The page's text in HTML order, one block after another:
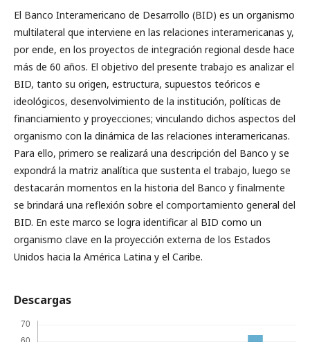
El Banco Interamericano de Desarrollo (BID) es un organismo
multilateral que interviene en las relaciones interamericanas y,
por ende, en los proyectos de integración regional desde hace
más de 60 años. El objetivo del presente trabajo es analizar el
BID, tanto su origen, estructura, supuestos teóricos e
ideológicos, desenvolvimiento de la institución, políticas de
financiamiento y proyecciones; vinculando dichos aspectos del
organismo con la dinámica de las relaciones interamericanas.
Para ello, primero se realizará una descripción del Banco y se
expondrá la matriz analítica que sustenta el trabajo, luego se
destacarán momentos en la historia del Banco y finalmente
se brindará una reflexión sobre el comportamiento general del
BID. En este marco se logra identificar al BID como un
organismo clave en la proyección externa de los Estados
Unidos hacia la América Latina y el Caribe.
Descargas